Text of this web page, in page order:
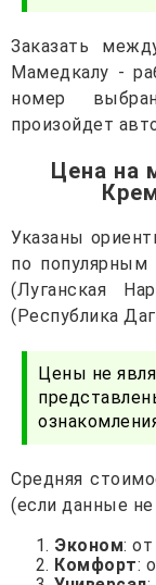
Заказать
Мамедкалу -
номер
произойдет
Цена на
Указаны
по
(Луганская
(Республика
Цены не
Средняя
(если данные не
Эконом:
Комфорт: